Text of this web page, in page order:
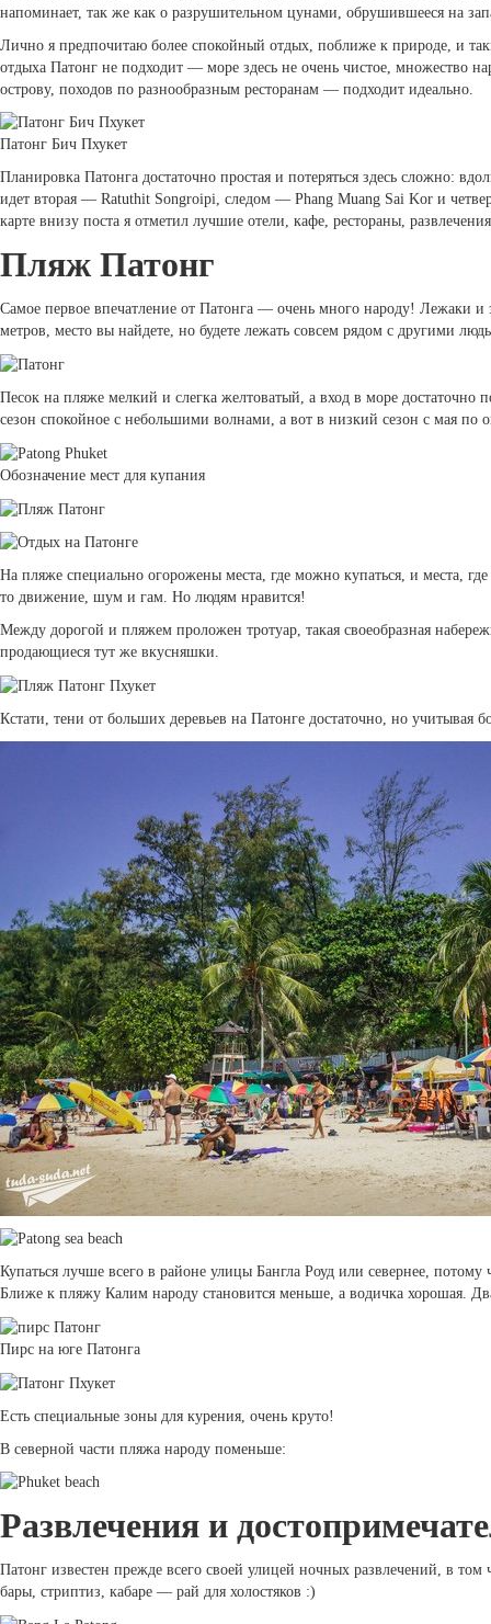
напоминает, так же как о разрушительном цунами, обрушившееся на
Лично я предпочитаю более спокойный отдых, поближе к природе, и
отдыха Патонг не подходит — море здесь не очень чистое, множество
острову, походов по разнообразным ресторанам — подходит идеально.
Патонг Бич Пхукет
Планировка Патонга достаточно простая и потеряться здесь сложно:
идет вторая — Ratuthit Songroipi, следом — Phang Muang Sai Kor и
карте внизу поста я отметил лучшие отели, кафе, рестораны,
Пляж Патонг
Самое первое впечатление от Патонга — очень много народу! Лежаки
метров, место вы найдете, но будете лежать совсем рядом с другими
Песок на пляже мелкий и слегка желтоватый, а вход в море
сезон спокойное с небольшими волнами, а вот в низкий сезон с мая по
Обозначение мест для купания
На пляже специально огорожены места, где можно купаться, и места,
то движение, шум и гам. Но людям нравится!
Между дорогой и пляжем проложен тротуар, такая своеобразная
продающиеся тут же вкусняшки.
Кстати, тени от больших деревьев на Патонге достаточно, но учитывая
Купаться лучше всего в районе улицы Бангла Роуд или севернее,
Ближе к пляжу Калим народу становится меньше, а водичка хорошая.
Пирс на юге Патонга
Есть специальные зоны для курения, очень круто!
В северной части пляжа народу поменьше:
Развлечения и
Патонг известен прежде всего своей улицей ночных развлечений, в
бары, стриптиз, кабаре — рай для холостяков :)